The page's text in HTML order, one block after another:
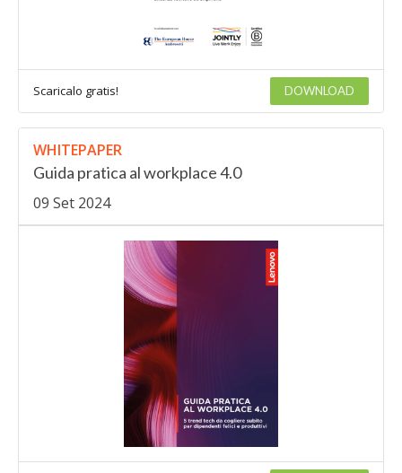
Scaricalo gratis! DOWNLOAD
WHITEPAPER
Guida pratica al workplace 4.0
09 Set 2024